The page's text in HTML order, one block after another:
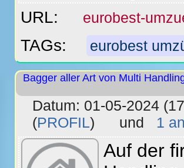
URL: eurobest-
TAGs: eurobest
Bagger aller Art von Multi
Datum: 01-05-2024
(PROFIL) und 1
Auf der